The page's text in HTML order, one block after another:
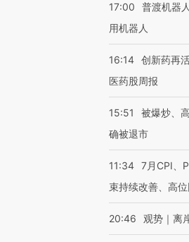
17:00
普渡机器
用机器人
16:14 创新药再
医药股周报
15:51
被爆炒、
确被退市
11:34 7月CPI、
束持续改善、高
20:46 观势｜离